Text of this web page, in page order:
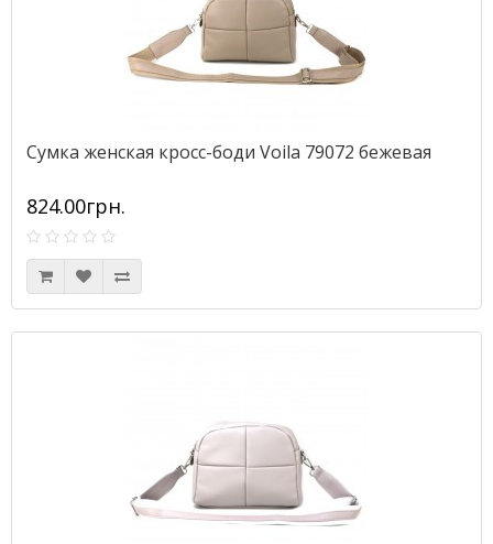
Сумка женская кросс-боди Voila 79072 бежевая
824.00грн.